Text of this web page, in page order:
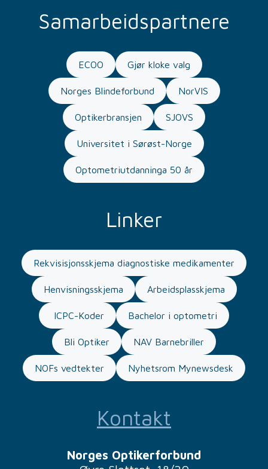
Samarbeidspartnere
ECOO Gjør kloke valg
Norges Blindeforbund NorVIS
Optikerbransjen SJOVS
Universitet i Sørøst-Norge
Optometriutdanninga 50 år
Linker
Rekvisisjonsskjema diagnostiske medikamenter
Henvisningsskjema Arbeidsplasskjema
ICPC-Koder Bachelor i optometri
Bli Optiker NAV Barnebriller
NOFs vedtekter Nyhetsrom Mynewsdesk
Kontakt
Norges Optikerforbund